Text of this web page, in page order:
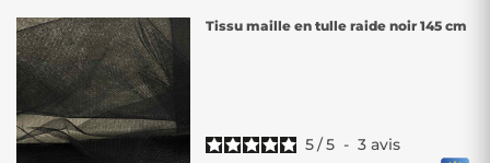
Tissu maille en tulle raide noir 145 cm
5/5 - 3 avis